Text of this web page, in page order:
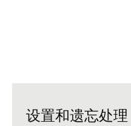
设置和遗忘处理